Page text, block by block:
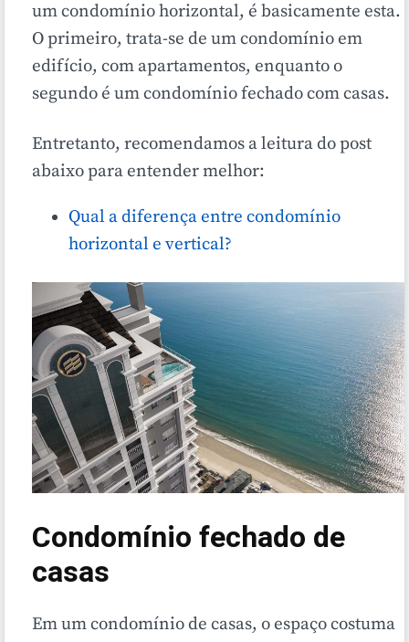
um condomínio horizontal, é basicamente esta.
O primeiro, trata-se de um condomínio em
edifício, com apartamentos, enquanto o
segundo é um condomínio fechado com casas.
Entretanto, recomendamos a leitura do post
abaixo para entender melhor:
Qual a diferença entre condomínio
horizontal e vertical?
Condomínio fechado de
casas
Em um condomínio de casas, o espaço costuma